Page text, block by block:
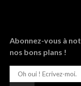
Abonnez-vous à
nos bons plans !